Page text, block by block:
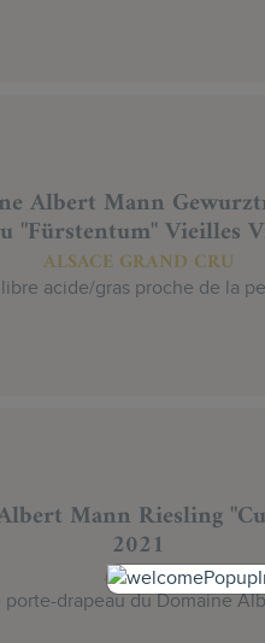
Albert Mann
"Fürstentum" Vieilles
ALSACE GRAND CRU
acide/gras proche de la
Mann Riesling
2021
ALSACE
porte-drapeau du Domaine